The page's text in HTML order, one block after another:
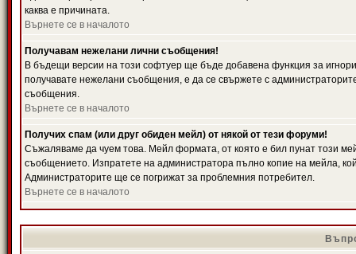
каква е причината.
Върнете се в началото
Получавам нежелани лични съобщения!
В бъдещи версии на този софтуер ще бъде добавена функция за
получавате нежелани съобщения, е да се свържете с
съобщения.
Върнете се в началото
Получих спам (или друг обиден мейл) от някой от тези форуми!
Съжаляваме да чуем това. Мейл формата, от която е бил пунат този
съобщението. Изпратете на администратора пълно копие на мейла,
Администраторите ще се погрижат за проблемния потребител.
Върнете се в началото